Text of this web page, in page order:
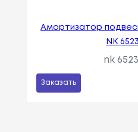
Амортизатор
NK
nk
Заказать